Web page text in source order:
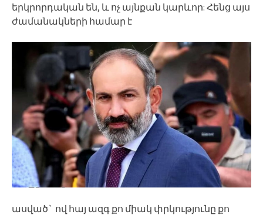
երկրորդական են, և ոչ այնքան կարևոր: Հենց այս
ժամանակների համար է
ասված` ով հայ ազգ քո միակ փրկությունը քո